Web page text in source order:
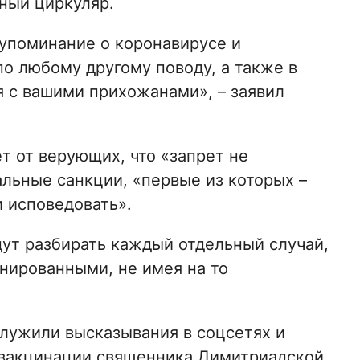
о коронавирусе и
любому другому поводу, а также в
с вашими прихожанами», – заявил
от верующих, что «запрет не
санкции, «первые из которых –
разбирать каждый отдельный случай,
не имея на то
высказывания в соцсетях и